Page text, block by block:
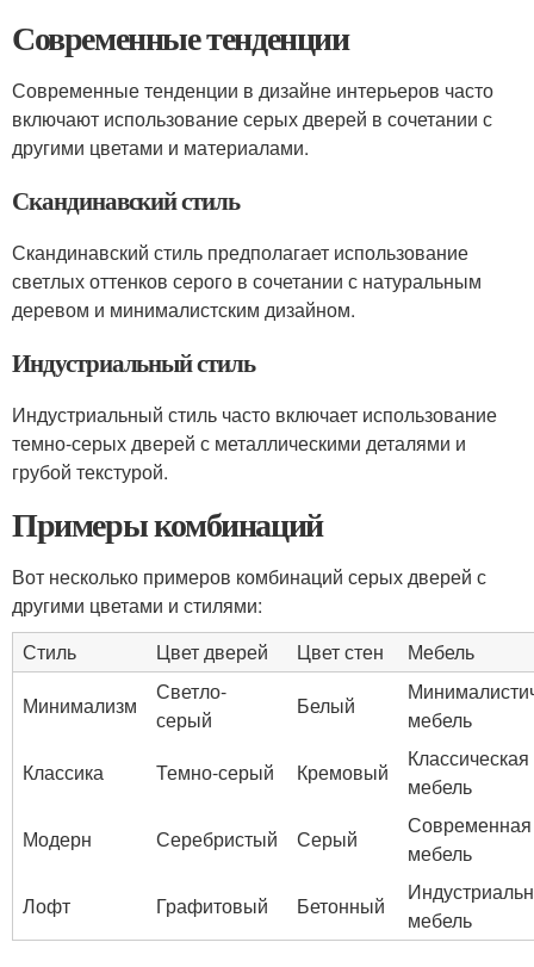
Современные тенденции
Современные тенденции в дизайне интерьеров часто
включают использование серых дверей в сочетании с
другими цветами и материалами.
Скандинавский стиль
Скандинавский стиль предполагает использование
светлых оттенков серого в сочетании с натуральным
деревом и минималистским дизайном.
Индустриальный стиль
Индустриальный стиль часто включает использование
темно-серых дверей с металлическими деталями и
грубой текстурой.
Примеры комбинаций
Вот несколько примеров комбинаций серых дверей с
другими цветами и стилями:
Стиль
Цвет дверей Цвет стен
Мебель
Минимализм
Светло-
серый
Белый
мебель
Классика
Темно-серый Кремовый
Классическая
мебель
Модерн
Серебристый Серый
Современная
мебель
Лофт
Графитовый Бетонный
мебель